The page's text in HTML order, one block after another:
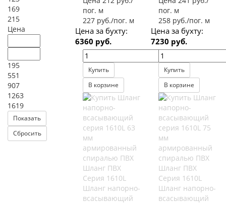
169
215
Цена
195
551
907
1263
1619
пог. м
227 руб./пог. м
Цена за бухту:
6360 руб.
Купить
В корзине
пог. м
258 руб./пог. м
Цена за бухту:
7230 руб.
Купить
В корзине
Шланг ПВХ
Серия 1610L
Шланг напорно-
всасывающий
Шланг ПВХ
Серия 1610L
Шланг напорно-
всасывающий